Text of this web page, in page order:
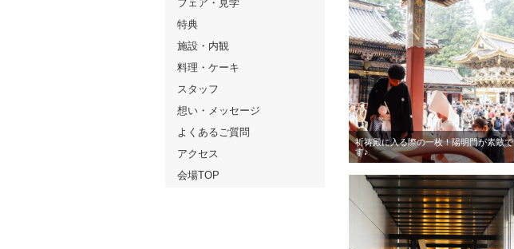
祈祷殿に入る際の一枚！陽明門が素敵で
す♪
フェア・見学
特典
施設・内観
料理・ケーキ
スタッフ
想い・メッセージ
よくあるご質問
アクセス
会場TOP